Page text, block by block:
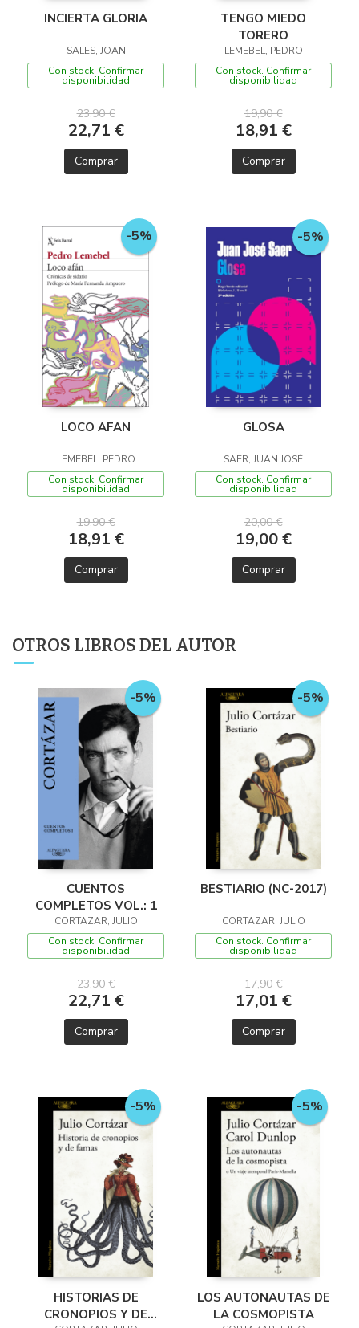
INCIERTA GLORIA
SALES, JOAN
Con stock. Confirmar
disponibilidad
23,90 €
22,71 €
Comprar
TENGO MIEDO
TORERO
LEMEBEL, PEDRO
Con stock. Confirmar
disponibilidad
19,90 €
18,91 €
Comprar
-5%
LOCO AFAN
LEMEBEL, PEDRO
Con stock. Confirmar
disponibilidad
19,90 €
18,91 €
Comprar
-5%
GLOSA
SAER, JUAN JOSÉ
Con stock. Confirmar
disponibilidad
20,00 €
19,00 €
Comprar
OTROS LIBROS DEL AUTOR
-5%
CUENTOS
COMPLETOS VOL.: 1
CORTAZAR, JULIO
Con stock. Confirmar
disponibilidad
23,90 €
22,71 €
Comprar
-5%
BESTIARIO (NC-2017)
CORTAZAR, JULIO
Con stock. Confirmar
disponibilidad
17,90 €
17,01 €
Comprar
-5%
HISTORIAS DE
CRONOPIOS Y DE
-5%
LOS AUTONAUTAS DE
LA COSMOPISTA